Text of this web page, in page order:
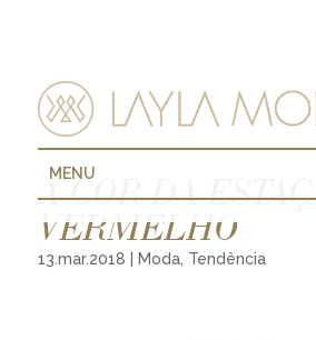
MENU
A COR DA
VERMELHO
13.mar.2018 Moda, Tendência